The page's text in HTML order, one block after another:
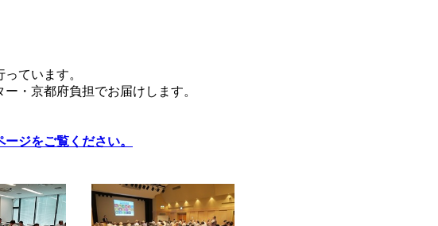
ています。
・京都府負担でお届けします。
ジをご覧ください。